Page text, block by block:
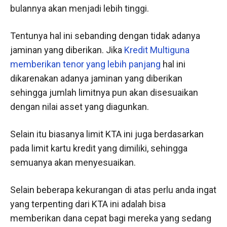
bulannya akan menjadi lebih tinggi.
Tentunya hal ini sebanding dengan tidak adanya
jaminan yang diberikan. Jika Kredit Multiguna
memberikan tenor yang lebih panjang hal ini
dikarenakan adanya jaminan yang diberikan
sehingga jumlah limitnya pun akan disesuaikan
dengan nilai asset yang diagunkan.
Selain itu biasanya limit KTA ini juga berdasarkan
pada limit kartu kredit yang dimiliki, sehingga
semuanya akan menyesuaikan.
Selain beberapa kekurangan di atas perlu anda ingat
yang terpenting dari KTA ini adalah bisa
memberikan dana cepat bagi mereka yang sedang